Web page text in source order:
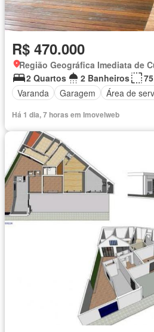
R$ 470.000
2 Quartos
2 Banheiros
Varanda
Garagem Área de
Há 1 dia, 7 horas em Imovelweb